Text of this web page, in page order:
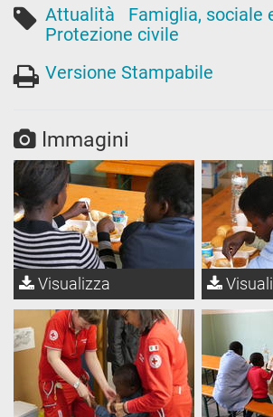
Attualità
Famiglia, sociale
Protezione civile
Versione Stampabile
Immagini
Visualizza